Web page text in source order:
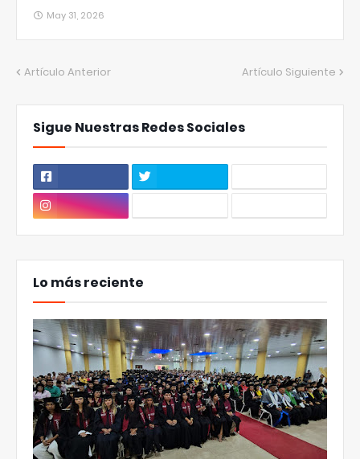
May 31, 2026
Artículo Anterior Artículo Siguiente
Sigue Nuestras Redes Sociales
Lo más reciente